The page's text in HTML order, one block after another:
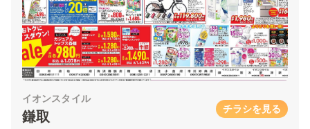
イオンスタイル
鎌取 チラシを見る